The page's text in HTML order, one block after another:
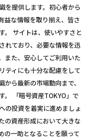
を提供します。初心者から
益な情報を取り揃え、皆さ
。 サイトは、使いやすさと
れており、必要な情報を迅
また、安心してご利用いた
ティにも十分な配慮をして
ら最新の市場動向まで、
。 「暗号資産TOKYO」で
の投資を着実に進めましょ
の資産形成において大きな
の一助となることを願って